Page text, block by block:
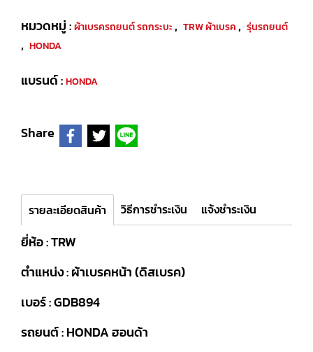
หมวดหมู่ :ผ้าเบรครถยนต์ รถกระบะ, TRW ผ้าเบรค, รุ่นรถยนต์
, HONDA
แบรนด์ :HONDA
Share
รายละเอียดสินค้า วิธีการชำระเงิน แจ้งชำระเงิน
ยี่ห้อ : TRW
ตำแหน่ง : ผ้าเบรคหน้า (ดิสเบรค)
เบอร์ : GDB894
รถยนต์ : HONDA ฮอนด้า